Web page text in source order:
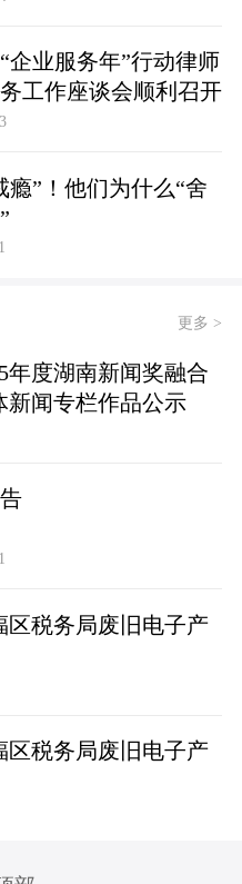
企业服务年”行动律师
工作座谈会顺利召开
瘾”！他们为什么“舍
更多 >
年度湖南新闻奖融合
新闻专栏作品公示
区税务局废旧电子产
区税务局废旧电子产